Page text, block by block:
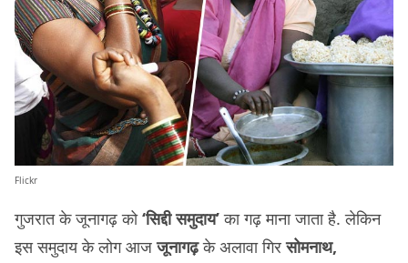
Flickr
गुजरात के जूनागढ़ को‘सिद्दी समुदाय’का गढ़ माना जाता है. लेकिन
इस समुदाय के लोग आजजूनागढ़के अलावा गिरसोमनाथ,